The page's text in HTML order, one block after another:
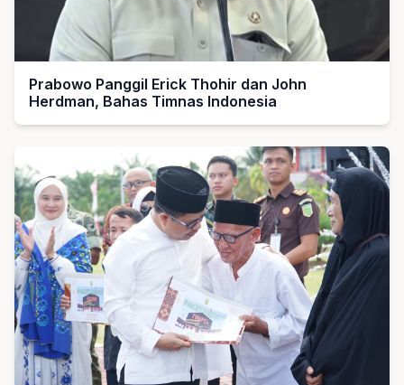
Prabowo Panggil Erick Thohir dan John
Herdman, Bahas Timnas Indonesia